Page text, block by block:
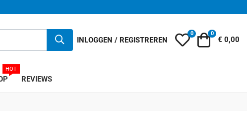
INLOGGEN / REGISTREREN Mijn wensenlijst
0 0
€ 0,00
HOT
REVIEWS